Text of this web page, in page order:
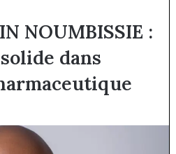
NOUMBISSIE :
dans